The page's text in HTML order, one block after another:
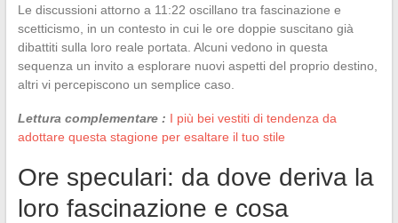
Le discussioni attorno a 11:22 oscillano tra fascinazione e
scetticismo, in un contesto in cui le ore doppie suscitano già
dibattiti sulla loro reale portata. Alcuni vedono in questa
sequenza un invito a esplorare nuovi aspetti del proprio destino,
altri vi percepiscono un semplice caso.
Lettura complementare : I più bei vestiti di tendenza da
adottare questa stagione per esaltare il tuo stile
Ore speculari: da dove deriva la
loro fascinazione e cosa